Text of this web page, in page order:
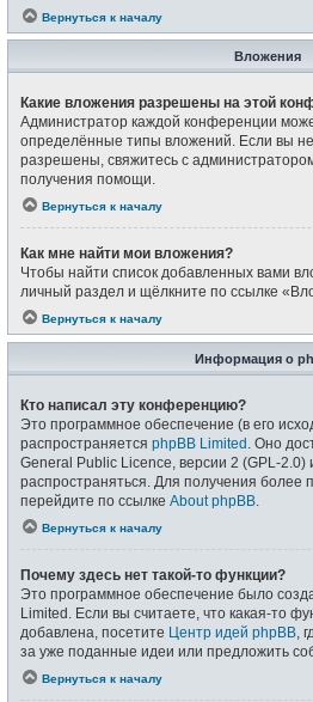
Вернуться к началу
Вложения
Какие вложения разрешены на этой
Администратор каждой конференции
определённые типы вложений. Если вы
разрешены, свяжитесь с
получения помощи.
Вернуться к началу
Как мне найти мои вложения?
Чтобы найти список добавленных вами
личный раздел и щёлкните по ссылке
Вернуться к началу
Информация о
Кто написал эту конференцию?
Это программное обеспечение (в его
распространяется phpBB Limited . Оно
General Public Licence, версии 2 (GPL-2.0)
распространяться. Для получения более
перейдите по ссылке About phpBB
Вернуться к началу
Почему здесь нет такой-то функции?
Это программное обеспечение было
Limited. Если вы считаете, что какая-то
добавлена, посетите Центр идей phpBB ,
за уже поданные идеи или предложить
Вернуться к началу